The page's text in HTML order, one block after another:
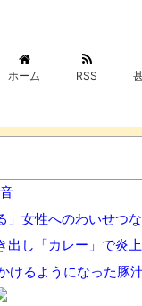
ホーム RSS
」女性へのわいせつ
出し「カレー」で炎
けるようになった豚